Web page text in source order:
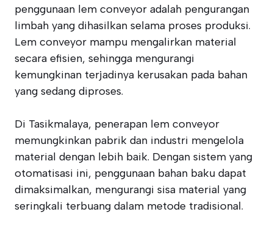
penggunaan lem conveyor adalah pengurangan
limbah yang dihasilkan selama proses produksi.
Lem conveyor mampu mengalirkan material
secara efisien, sehingga mengurangi
kemungkinan terjadinya kerusakan pada bahan
yang sedang diproses.
Di Tasikmalaya, penerapan lem conveyor
memungkinkan pabrik dan industri mengelola
material dengan lebih baik. Dengan sistem yang
otomatisasi ini, penggunaan bahan baku dapat
dimaksimalkan, mengurangi sisa material yang
seringkali terbuang dalam metode tradisional.